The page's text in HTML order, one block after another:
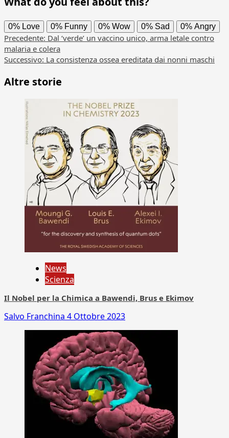
0% Love 0% Funny 0% Wow 0% Sad 0% Angry
Navigazione
articolo
Precedente: Dal ‘verde’ un vaccino unico, arma letale contro
malaria e colera
Successivo: La consistenza ossea ereditata dai nonni maschi
Altre storie
News
Scienza
Il Nobel per la Chimica a Bawendi, Brus e Ekimov
Salvo Franchina 4 Ottobre 2023